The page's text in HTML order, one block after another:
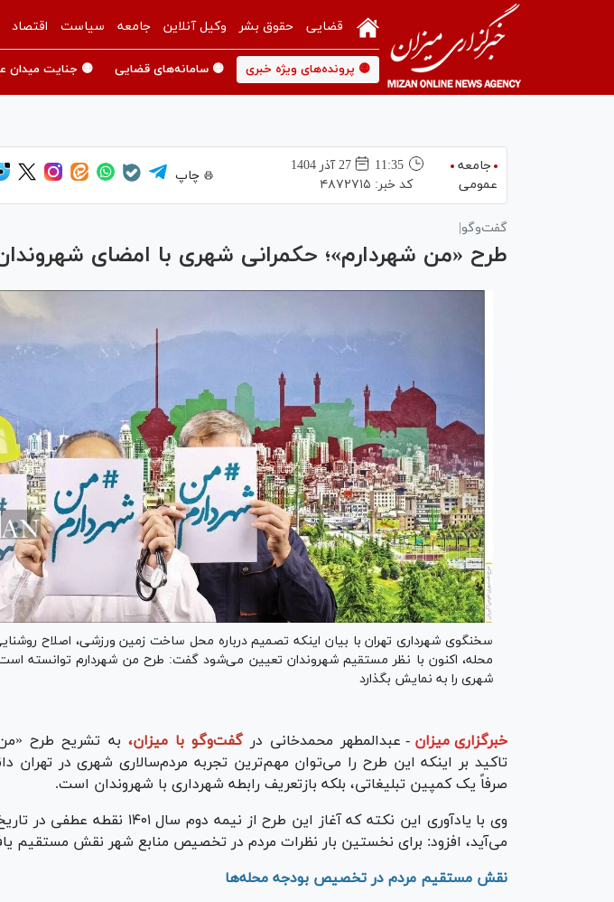
قضایی حقوق بشر وکیل آنلاین جامعه سیاست اقتصاد
🟡 پرونده‌های ویژه خبری 🟡 سامانه‌های قضایی 🟡 جنایت میدان
جامعه
عمومی
11:35
27 آذر 1404
کد خبر: ۴۸۷۲۷۱۵
چاپ
گفت‌و‌گو|
طرح «من شهردارم»؛ حکمرانی شهری با امضای
سخنگوی شهرداری تهران با بیان اینکه تصمیم درباره محل ساخت زمین ورزشی، اصلاح
محله، اکنون با نظر مستقیم شهروندان تعیین می‌شود گفت: طرح من شهردارم توانسته
شهری را به نمایش بگذارد
خبرگزاری میزان - عبدالمطهر محمدخانی درگفت‌و‌گو با میزان، به تشریح طرح
تاکید بر اینکه این طرح را می‌توان مهم‌ترین تجربه مردم‌سالاری شهری در
صرفاً یک کمپین تبلیغاتی، بلکه بازتعریف رابطه شهرداری با شهروندان است.
وی با یادآوری این نکته که آغاز این طرح از
می‌آید، افزود: برای نخستین بار نظرات مردم در تخصیص منابع شهر نقش مستقیم
نقش مستقیم مردم در تخصیص بودجه محله‌ها